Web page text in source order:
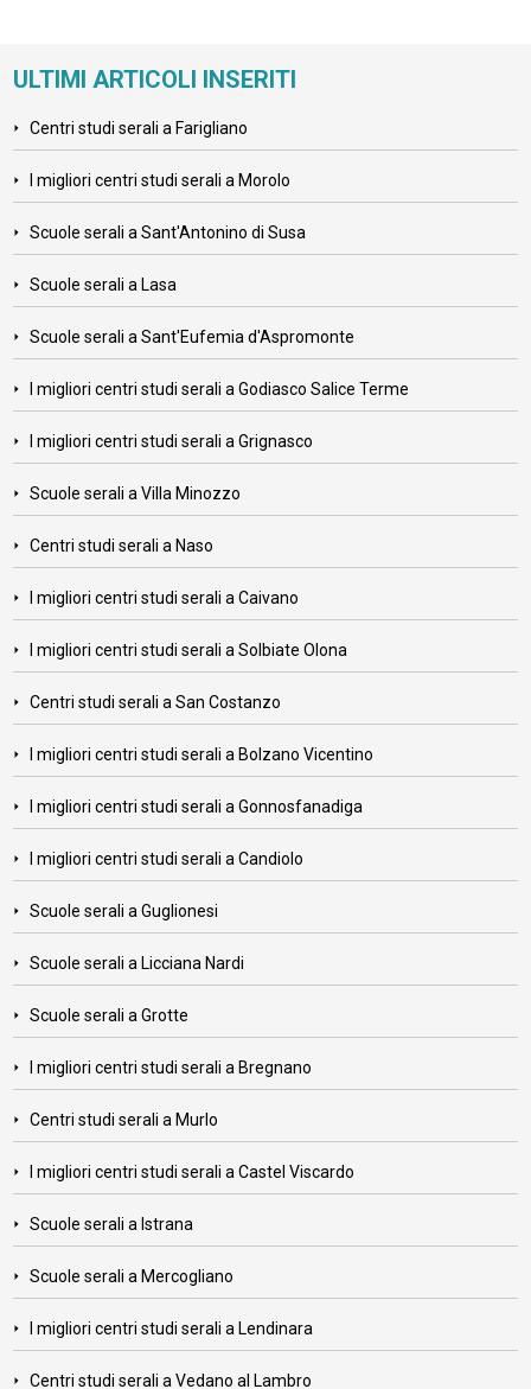
ULTIMI ARTICOLI INSERITI
Centri studi serali a Farigliano
I migliori centri studi serali a Morolo
Scuole serali a Sant'Antonino di Susa
Scuole serali a Lasa
Scuole serali a Sant'Eufemia d'Aspromonte
I migliori centri studi serali a Godiasco Salice Terme
I migliori centri studi serali a Grignasco
Scuole serali a Villa Minozzo
Centri studi serali a Naso
I migliori centri studi serali a Caivano
I migliori centri studi serali a Solbiate Olona
Centri studi serali a San Costanzo
I migliori centri studi serali a Bolzano Vicentino
I migliori centri studi serali a Gonnosfanadiga
I migliori centri studi serali a Candiolo
Scuole serali a Guglionesi
Scuole serali a Licciana Nardi
Scuole serali a Grotte
I migliori centri studi serali a Bregnano
Centri studi serali a Murlo
I migliori centri studi serali a Castel Viscardo
Scuole serali a Istrana
Scuole serali a Mercogliano
I migliori centri studi serali a Lendinara
Centri studi serali a Vedano al Lambro